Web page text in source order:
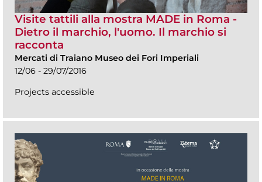
Visite tattili alla mostra MADE in Roma -
Dietro il marchio, l'uomo. Il marchio si
racconta
Mercati di Traiano Museo dei Fori Imperiali
12/06 - 29/07/2016
Projects accessible